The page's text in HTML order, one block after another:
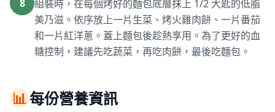
8
組裝時，在每個烤好的麵包底層抹上 1/2 大匙的低脂
美乃滋。依序放上一片生菜、烤火雞肉餅、一片番茄
和一片紅洋蔥。蓋上麵包後趁熱享用。為了更好的血
糖控制，建議先吃蔬菜，再吃肉餅，最後吃麵包。
📊每份營養資訊